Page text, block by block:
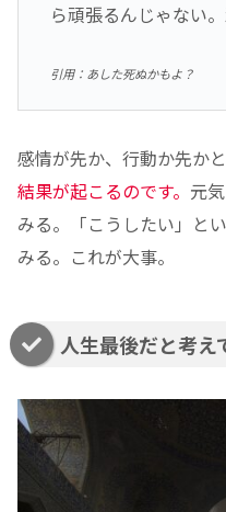
ら頑張るんじゃない
引用：あした死ぬかもよ？
感情が先か、行動か先かと
結果が起こるのです。 元
みる。「こうしたい」と
みる。これが大事。
人生最後だと考え